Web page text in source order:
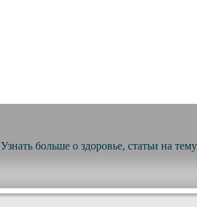
Узнать больше о здоровье, статьи на